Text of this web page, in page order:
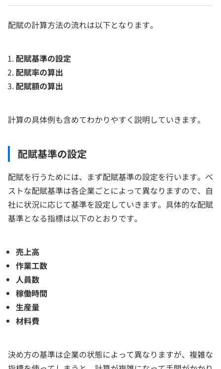
配賦の計算方法の流れは以下となります。
配賦基準の設定
配賦率の算出
配賦額の算出
計算の具体例も含めてわかりやすく説明していきます。
配賦基準の設定
配賦を行うためには、まず配賦基準の設定を行います。ベ
ストな配賦基準は各企業ごとによって異なりますので、自
社に状況に応じて基準を設定していきます。具体的な配賦
基準となる指標は以下のとおりです。
売上高
作業工数
人員数
稼働時間
生産量
材料費
決め方の基準は企業の状態によって異なりますが、複雑な